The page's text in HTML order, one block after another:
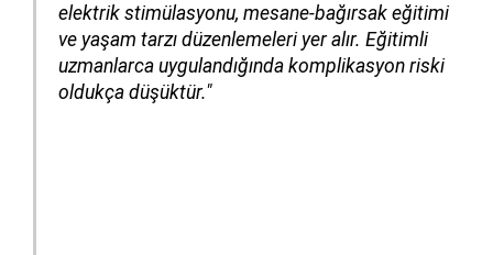
elektrik stimülasyonu, mesane-bağırsak eğitimi
ve yaşam tarzı düzenlemeleri yer alır. Eğitimli
uzmanlarca uygulandığında komplikasyon riski
oldukça düşüktür."